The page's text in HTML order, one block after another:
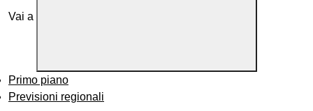
Vai a
Primo piano
Previsioni regionali